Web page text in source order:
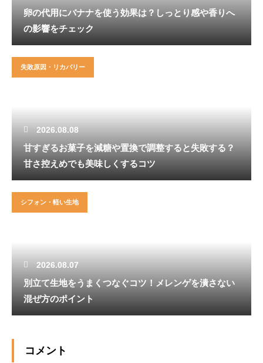
卵の代用にバナナを使う効果は？しっとり感や香りへ
の影響をチェック
失敗原因・リカバリー
2026.08.08
甘すぎるお菓子を減糖や置換で調整すると失敗する？
甘さ控えめでも美味しくするコツ
シフォン・軽い生地
2026.08.07
別立て生地をうまくつなぐコツ！メレンゲを潰さない
混ぜ方のポイント
コメント